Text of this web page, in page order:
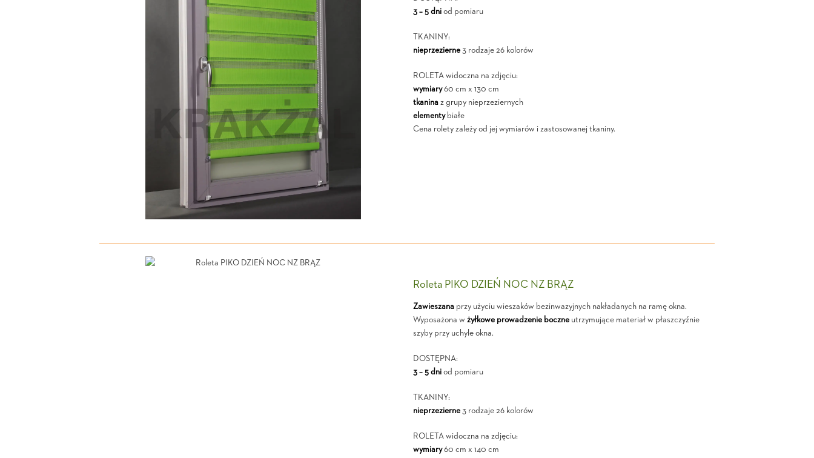
3 – 5 dni od pomiaru
TKANINY:
nieprzezierne 3 rodzaje 26 kolorów
ROLETA widoczna na zdjęciu:
wymiary60 cm x 130 cm
tkanina z grupy nieprzeziernych
elementybiałe
Cena rolety zależy od jej wymiarów i zastosowanej tkaniny.
Roleta PIKO DZIEŃ NOC NZ BRĄZ
Zawieszana przy użyciu wieszaków bezinwazyjnych nakładanych na ramę okna.
Wyposażona wżyłkowe prowadzenie boczne utrzymujące materiał w płaszczyźnie
szyby przy uchyle okna.
DOSTĘPNA:
3 – 5 dni od pomiaru
TKANINY:
nieprzezierne 3 rodzaje 26 kolorów
ROLETA widoczna na zdjęciu:
wymiary60 cm x 140 cm